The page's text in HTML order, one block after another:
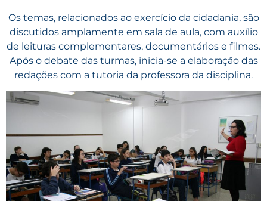
Os temas, relacionados ao exercício da cidadania, são
discutidos amplamente em sala de aula, com auxílio
de leituras complementares, documentários e filmes.
Após o debate das turmas, inicia-se a elaboração das
redações com a tutoria da professora da disciplina.